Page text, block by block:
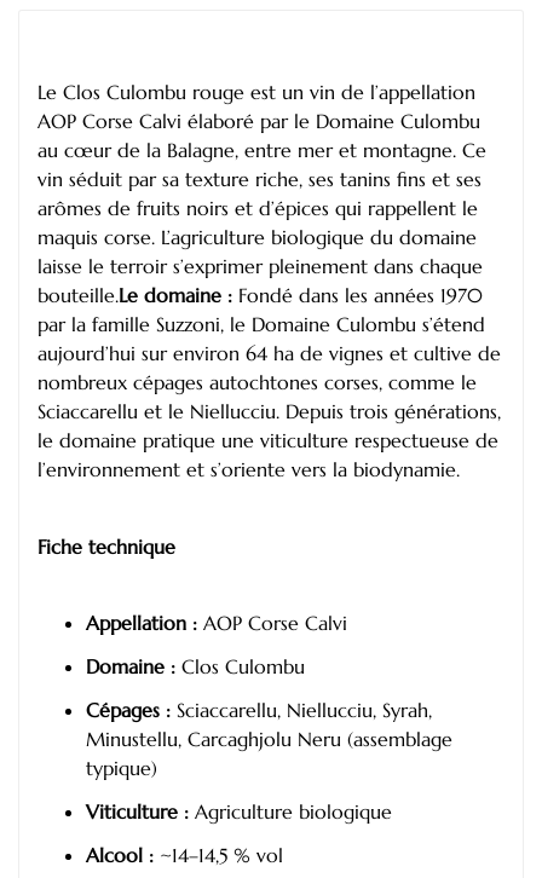
Le Clos Culombu rouge est un vin de l’appellation
AOP Corse Calvi élaboré par le Domaine Culombu
au cœur de la Balagne, entre mer et montagne. Ce
vin séduit par sa texture riche, ses tanins fins et ses
arômes de fruits noirs et d’épices qui rappellent le
maquis corse. L’agriculture biologique du domaine
laisse le terroir s’exprimer pleinement dans chaque
bouteille.Le domaine : Fondé dans les années 1970
par la famille Suzzoni, le Domaine Culombu s’étend
aujourd’hui sur environ 64 ha de vignes et cultive de
nombreux cépages autochtones corses, comme le
Sciaccarellu et le Niellucciu. Depuis trois générations,
le domaine pratique une viticulture respectueuse de
l’environnement et s’oriente vers la biodynamie.
Fiche technique
Appellation : AOP Corse Calvi
Domaine : Clos Culombu
Cépages : Sciaccarellu, Niellucciu, Syrah,
Minustellu, Carcaghjolu Neru (assemblage
typique)
Viticulture : Agriculture biologique
Alcool : ~14–14,5 % vol